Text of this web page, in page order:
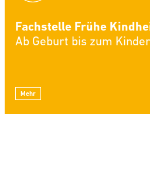
Fachstelle Frühe
Ab Geburt bis zum
Mehr